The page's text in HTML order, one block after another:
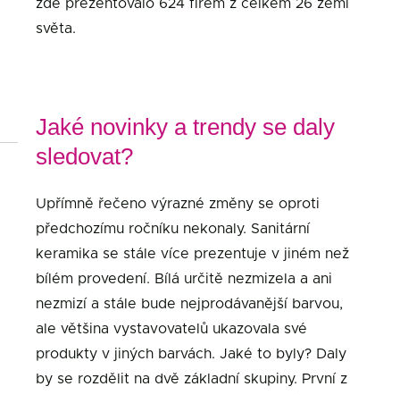
zde prezentovalo 624 firem z celkem 26 zemí
světa.
Jaké novinky a trendy se daly
sledovat?
Upřímně řečeno výrazné změny se oproti
předchozímu ročníku nekonaly. Sanitární
keramika se stále více prezentuje v jiném než
bílém provedení. Bílá určitě nezmizela a ani
nezmizí a stále bude nejprodávanější barvou,
ale většina vystavovatelů ukazovala své
produkty v jiných barvách. Jaké to byly? Daly
by se rozdělit na dvě základní skupiny. První z